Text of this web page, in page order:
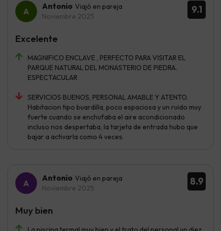
9.1
Antonio Viajó en pareja
Noviembre 2025
MAGNIFICO ENCLAVE , PERFECTO PARA VISITAR EL
PARQUE NATURAL DEL MONASTERIO DE PIEDRA.
ESPECTACULAR
SERVICIOS BUENOS, PERSONAL AMABLE Y ATENTO.
Habitacion tipo buardilla, poco espaciosa y un ruido muy
fuerte cuando se enchufaba el aire acondicionado
incluso nos despertaba, la tarjeta de entrada hubo que
bajar a activarla como 4 veces.
Excelente
8.9
Antonio Viajó en pareja
Noviembre 2025
Muy bien